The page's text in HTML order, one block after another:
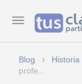
Blog Historia
profe...